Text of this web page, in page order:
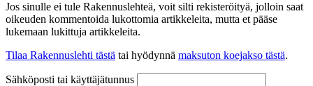
Jos sinulle ei tule Rakennuslehteä, voit silti rekisteröityä, jolloin saat
oikeuden kommentoida lukottomia artikkeleita, mutta et pääse
lukemaan lukittuja artikkeleita.
Tilaa Rakennuslehti tästä tai hyödynnä maksuton koejakso tästä.
Sähköposti tai käyttäjätunnus